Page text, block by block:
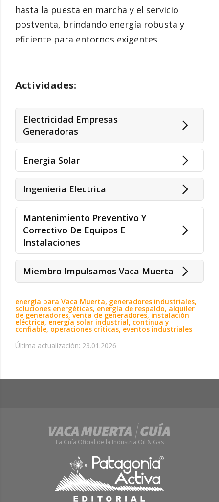
hasta la puesta en marcha y el servicio
postventa, brindando energía robusta y
eficiente para entornos exigentes.
Actividades:
Electricidad Empresas
Generadoras
Energia Solar
Ingenieria Electrica
Mantenimiento Preventivo Y
Correctivo De Equipos E
Instalaciones
Miembro Impulsamos Vaca Muerta
energía para Vaca Muerta, generadores industriales,
soluciones energéticas, energía de respaldo, alquiler
de generadores, venta de generadores, instalación
eléctrica, energía solar industrial, continua y
confiable, operaciones críticas, eventos industriales
Última actualización: 23.01.2026
La Guía Oficial de la Industria Oil & Gas